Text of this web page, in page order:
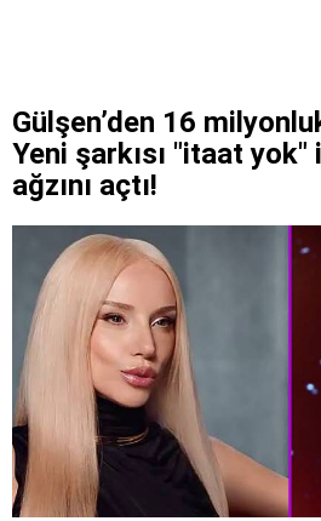
Gülşen’den 16
Yeni şarkısı "itaat
ağzını açtı!